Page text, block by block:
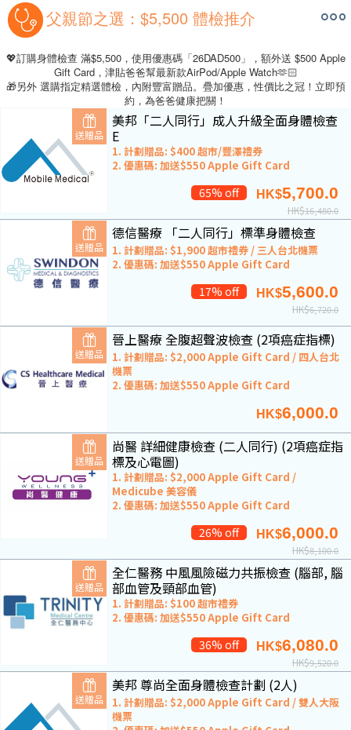
父親節之選：$5,500 體檢推介
💖訂購身體檢查 滿$5,500，使用優惠碼「26DAD500」，額外送 $500 Apple
Gift Card，津貼爸爸幫最新款AirPod/Apple Watch🫶🏻
🎁另外 選購指定精選體檢，內附豐富贈品。疊加優惠，性價比之冠！立即預
約，為爸爸健康把關！
送贈品
美邦「二人同行」成人升級全面身體檢查
E
1. 計劃贈品: $400 超市/豐澤禮券
2. 優惠碼: 加送$550 Apple Gift Card
65% off HK$5,700.0
HK$16,480.0
送贈品
德信醫療 「二人同行」標準身體檢查
1. 計劃贈品: $1,900 超市禮券 / 三人台北機票
2. 優惠碼: 加送$550 Apple Gift Card
17% off HK$5,600.0
HK$6,720.0
送贈品
晉上醫療 全腹超聲波檢查 (2項癌症指標)
1. 計劃贈品: $2,000 Apple Gift Card / 四人台北
機票
2. 優惠碼: 加送$550 Apple Gift Card
HK$6,000.0
送贈品
尚醫 詳細健康檢查 (二人同行) (2項癌症指
標及心電圖)
1. 計劃贈品: $2,000 Apple Gift Card /
Medicube 美容儀
2. 優惠碼: 加送$550 Apple Gift Card
26% off HK$6,000.0
HK$8,100.0
送贈品
全仁醫務 中風風險磁力共振檢查 (腦部, 腦
部血管及頸部血管)
1. 計劃贈品: $100 超市禮券
2. 優惠碼: 加送$550 Apple Gift Card
36% off HK$6,080.0
HK$9,520.0
送贈品
美邦 尊尚全面身體檢查計劃 (2人)
1. 計劃贈品: $2,000 Apple Gift Card / 雙人大阪
機票